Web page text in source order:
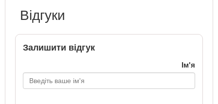
Відгуки
Залишити відгук
Ім'я